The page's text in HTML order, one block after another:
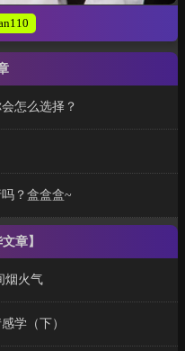
怎么选择？
？盒盒盒~
章】
烟火气
学（下）